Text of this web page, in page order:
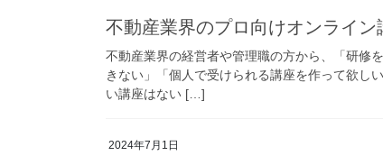
不動産業界のプロ向けオンライン
不動産業界の経営者や管理職の方から、「研修
きない」「個人で受けられる講座を作って欲し
い講座はない […]
2024年7月1日